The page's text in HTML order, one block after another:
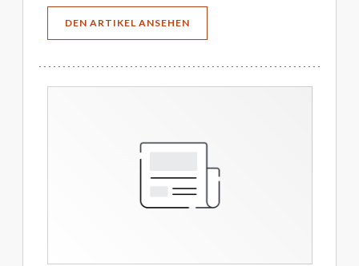
DEN ARTIKEL ANSEHEN((ÖFFNET EIN NEUES FENSTER))